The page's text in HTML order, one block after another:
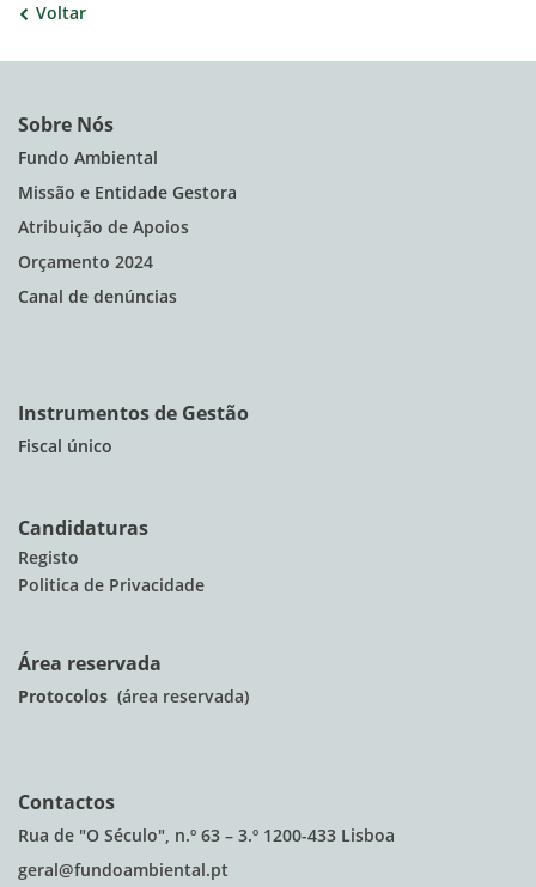
Voltar
Sobre Nós
Fundo Ambiental
Missão e Entidade Gestora
Atribuição de Apoios
Orçamento 2024
Canal de denúncias
Instrumentos de Gestão
Fiscal único
Candidaturas
Registo
Politica de Privacidade
Área reservada
Protocolos (área reservada)
Contactos
Rua de "O Século", n.º 63 – 3.º 1200-433 Lisboa
geral@fundoambiental.pt